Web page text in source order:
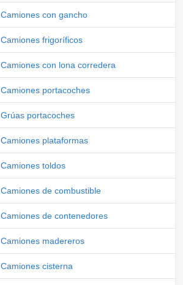
Camiones con gancho
Camiones frigoríficos
Camiones con lona corredera
Camiones portacoches
Grúas portacoches
Camiones plataformas
Camiones toldos
Camiones de combustible
Camiones de contenedores
Camiones madereros
Camiones cisterna